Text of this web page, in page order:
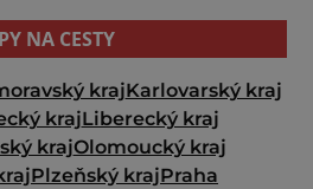
NA CESTY
krajKarlovarský kraj
krajLiberecký kraj
krajOlomoucký kraj
Plzeňský krajPraha